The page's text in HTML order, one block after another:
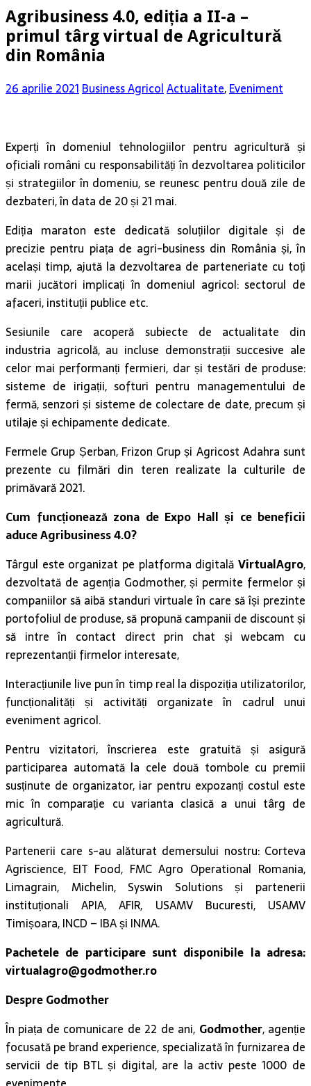
Agribusiness 4.0, ediția a II-a –
primul târg virtual de Agricultură
din România
26 aprilie 2021 Business AgricolActualitate,Eveniment
Experți în domeniul tehnologiilor pentru agricultură și
oficiali români cu responsabilități în dezvoltarea politicilor
și strategiilor în domeniu, se reunesc pentru două zile de
dezbateri, în data de 20 și 21 mai.
Ediția maraton este dedicată soluțiilor digitale și de
precizie pentru piața de agri-business din România și, în
același timp, ajută la dezvoltarea de parteneriate cu toți
marii jucători implicați în domeniul agricol: sectorul de
afaceri, instituții publice etc.
Sesiunile care acoperă subiecte de actualitate din
industria agricolă, au incluse demonstrații succesive ale
celor mai performanți fermieri, dar și testări de produse:
sisteme de irigații, softuri pentru managementului de
fermă, senzori și sisteme de colectare de date, precum și
utilaje și echipamente dedicate.
Fermele Grup Șerban, Frizon Grup și Agricost Adahra sunt
prezente cu filmări din teren realizate la culturile de
primăvară 2021.
Cum funcționează zona de Expo Hall și ce beneficii
aduceAgribusiness 4.0?
Târgul este organizat pe platforma digitală VirtualAgro,
dezvoltată de agenția Godmother, și permite fermelor și
companiilor să aibă standuri virtuale în care să își prezinte
portofoliul de produse, să propună campanii de discount și
să intre în contact direct prin chat și webcam cu
reprezentanții firmelor interesate,
Interacțiunile live pun în timp real la dispoziția utilizatorilor,
funcționalități și activități organizate în cadrul unui
eveniment agricol.
Pentru vizitatori, înscrierea este gratuită și asigură
participarea automată la cele două tombole cu premii
susținute de organizator, iar pentru expozanți costul este
mic în comparație cu varianta clasică a unui târg de
agricultură.
Partenerii care s-au alăturat demersului nostru: Corteva
Agriscience, EIT Food, FMC Agro Operational Romania,
Limagrain, Michelin, Syswin Solutions și partenerii
instituționali APIA, AFIR, USAMV Bucuresti, USAMV
Timișoara, INCD – IBA și INMA.
Pachetele de participare sunt disponibile la adresa:
virtualagro@godmother.ro
Despre Godmother
În piața de comunicare de 22 de ani, Godmother, agenție
focusată pe brand experience, specializată în furnizarea de
servicii de tip BTL și digital, are la activ peste 1000 de